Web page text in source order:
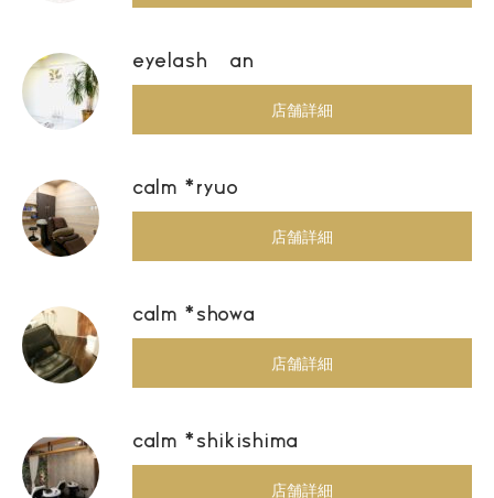
eyelash an
店舗詳細
calm *ryuo
店舗詳細
calm *showa
店舗詳細
calm *shikishima
店舗詳細